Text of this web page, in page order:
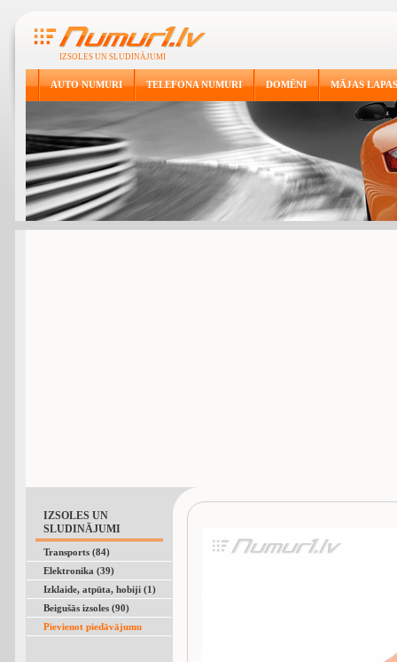
IZSOLES UN SLUDINĀJUMI
AUTO NUMURI TELEFONA NUMURI DOMĒNI MĀJAS LAPAS
IZSOLES UN
SLUDINĀJUMI
Transports (84)
Elektronika (39)
Izklaide, atpūta, hobiji (1)
Beigušās izsoles (90)
Pievienot piedāvājumu